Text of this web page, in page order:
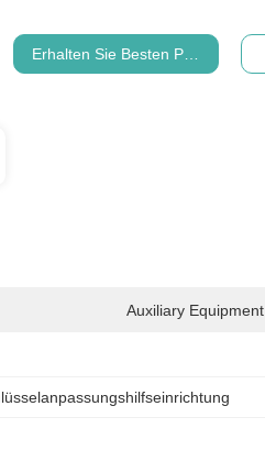
Erhalten Sie Besten Preis
Auxiliary Equipment